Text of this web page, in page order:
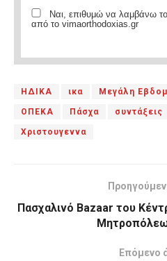
Ναι, επιθυμώ να λαμβάνω
από το vimaorthodoxias.gr
ΗΔΙΚΑ ικα Μεγάλη
ΟΠΕΚΑ Πάσχα συντάξεις
Χριστουγεννα
Πασχαλινό Bazaar του
Επόμενο